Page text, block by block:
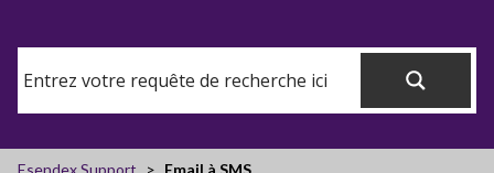
Esendex Support Email à SMS